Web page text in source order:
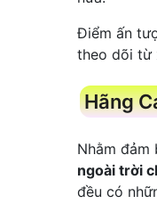
Điểm ấn
theo dõi từ
Hãng
Nhằm
ngoài trời
đều có